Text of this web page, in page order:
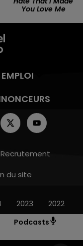
Podcasts
You Love Me
EMPLOI
Recrutement
du site
2023 2022